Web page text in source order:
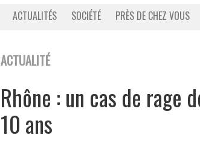
ACTUALITÉS SOCIÉTÉ PRÈS DE CHEZ VOUS
ACTUALITÉ
Rhône : un cas de rage
10 ans